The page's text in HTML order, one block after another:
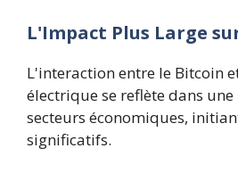
L'Impact Plus Large
L'interaction entre le Bitcoin
électrique se reflète dans
secteurs économiques,
significatifs.